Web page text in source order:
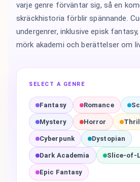
SELECT A GENRE
Fantasy Romance
Mystery Horror
Cyberpunk Dystopian
Dark Academia Slice-of-
Epic Fantasy
varje genre förväntar sig, så en
skräckhistoria förblir spännande.
undergenrer, inklusive episk
mörk akademi och berättelser om